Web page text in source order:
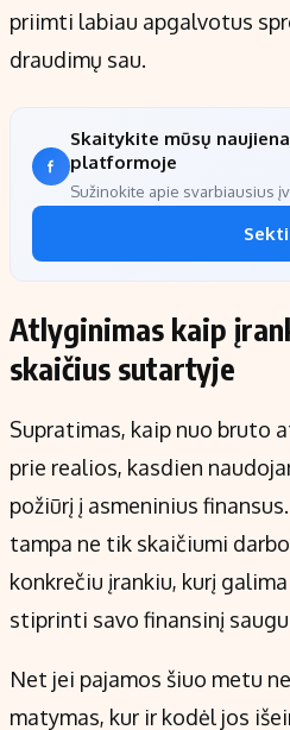
priimti labiau apgalvotus
draudimų sau.
Skaitykite mūsų
platformoje
Sužinokite apie svarbiausius
Sekti
Atlyginimas kaip
skaičius sutartyje
Supratimas, kaip nuo bruto
prie realios, kasdien
požiūrį į asmeninius
tampa ne tik skaičiumi
konkrečiu įrankiu, kurį
stiprinti savo finansinį
Net jei pajamos šiuo metu
matymas, kur ir kodėl jos